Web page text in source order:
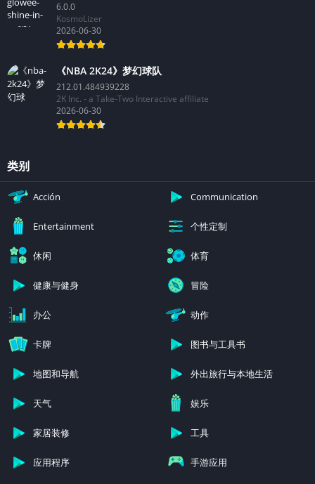
6.0.0
KosmoLizer
2026-06-30
《NBA 2K24》梦幻球队
212.01.484939228
2K Inc. - a Take-Two Interactive affiliate
2026-06-30
类别
Acción Communication
Entertainment 个性定制
休闲 体育
健康与健身 冒险
办公 动作
卡牌 图书与工具书
地图和导航 外出旅行与本地生活
天气 娱乐
家居装修 工具
应用程序 手游应用